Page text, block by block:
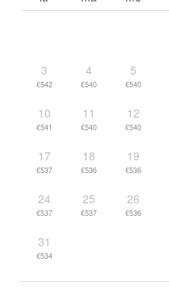
3
€542
4
€540
5
€540
10
€541
11
€540
12
€540
17
€537
18
€536
19
€536
24
€537
25
€537
26
€536
31
€534